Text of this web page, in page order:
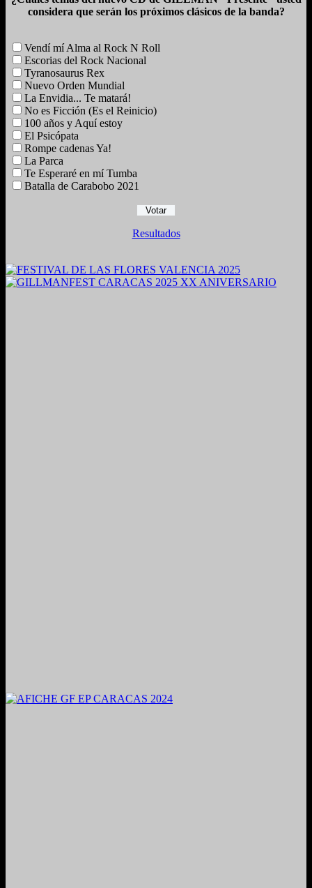
considera que serán los próximos clásicos de la banda?
Vendí mí Alma al Rock N Roll
Escorias del Rock Nacional
Tyranosaurus Rex
Nuevo Orden Mundial
La Envidia... Te matará!
No es Ficción (Es el Reinicio)
100 años y Aquí estoy
El Psicópata
Rompe cadenas Ya!
La Parca
Te Esperaré en mí Tumba
Batalla de Carabobo 2021
Resultados